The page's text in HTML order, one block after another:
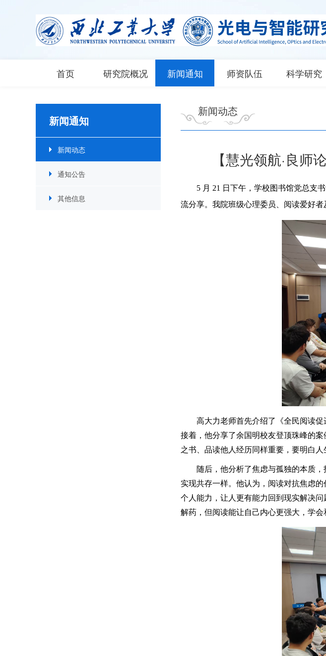
首页 研究院概况 新闻通知 师资队伍 科学研究
新闻通知
新闻动态
通知公告
其他信息
新闻动态
【慧光领航·良
5 月 21 日下午，学校图书馆党总支
流分享。我院班级心理委员、阅读爱好
高大力老师首先介绍了《全民阅读
接着，他分享了余国明校友登顶珠峰的
之书、品读他人经历同样重要，要明白
随后，他分析了焦虑与孤独的本质
实现共存一样。他认为，阅读对抗焦虑
个人能力，让人更有能力回到现实解决
解药，但阅读能让自己内心更强大，学会